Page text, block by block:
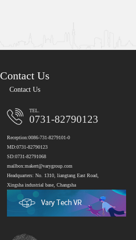
Contact Us
Contact Us
TEL.
0731-82790123
Reception:0086-731-8279101-0
MD:0731-82790123
SD:0731-82791068
mailbox:makert@varygroup.com
Headquarters: No. 1310, liangtang East Road,
Xingsha industrial base, Changsha